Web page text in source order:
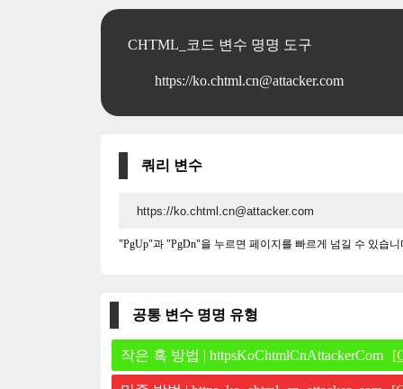
CHTML_코드 변수 명명 도구
https://ko.chtml.cn@attacker.com
쿼리 변수
"PgUp"과 "PgDn"을 누르면 페이지를 빠르게 넘길 수 있습니
공통 변수 명명 유형
작은 혹 방법 | httpsKoChtmlCnAttackerCom